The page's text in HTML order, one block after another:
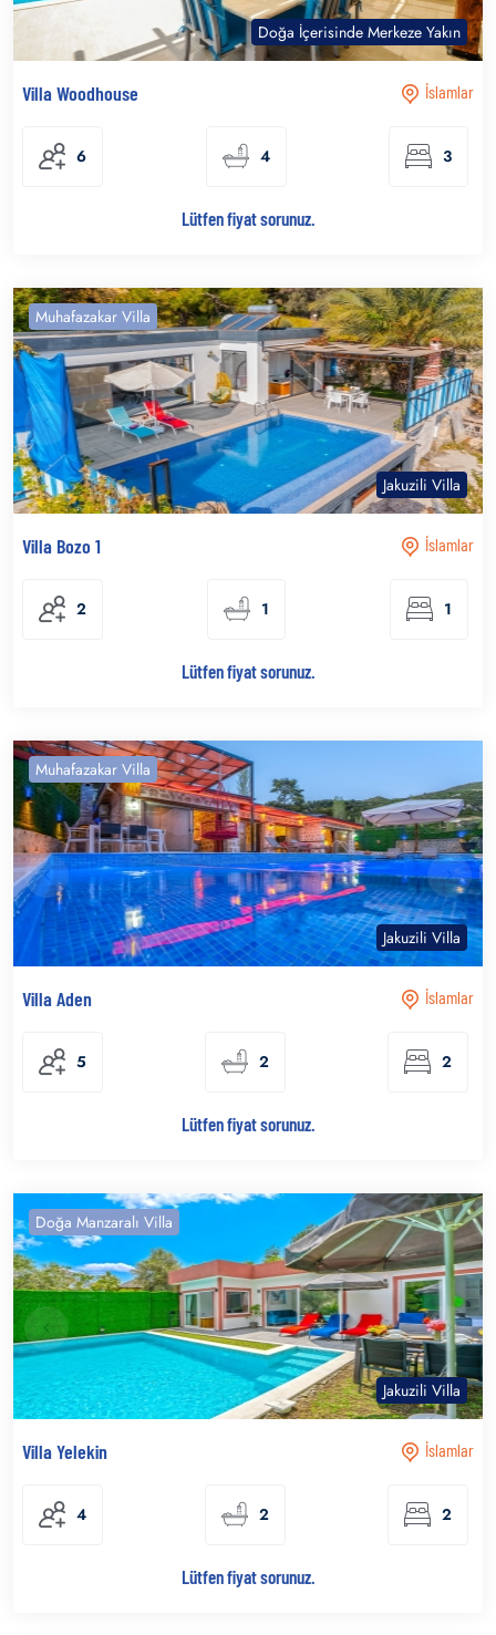
Doğa İçerisinde Merkeze Yakın
İslamlar
Villa Woodhouse
6 4 3
Lütfen fiyat sorunuz.
Muhafazakar Villa
Jakuzili Villa
İslamlar
Villa Bozo 1
2 1 1
Lütfen fiyat sorunuz.
Muhafazakar Villa
Jakuzili Villa
İslamlar
Villa Aden
5 2 2
Lütfen fiyat sorunuz.
Doğa Manzaralı Villa
Jakuzili Villa
İslamlar
Villa Yelekin
4 2 2
Lütfen fiyat sorunuz.